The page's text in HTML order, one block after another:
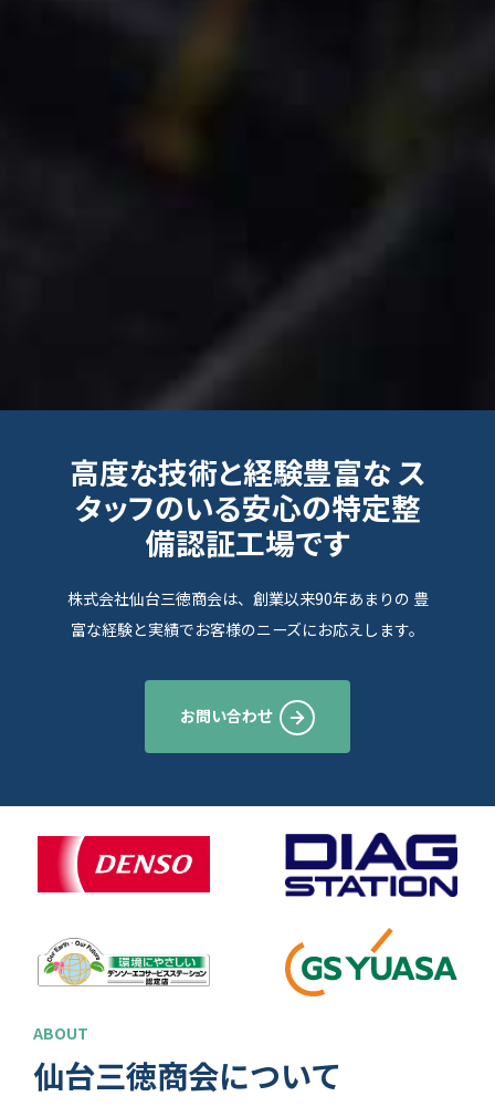
高度な技術と経験豊富なス
タッフのいる安心の特定整
備認証工場です
株式会社仙台三徳商会は、創業以来90年あまりの 豊
富な経験と実績でお客様のニーズにお応えします。
お問い合わせ
仙台三徳商会について
ABOUT